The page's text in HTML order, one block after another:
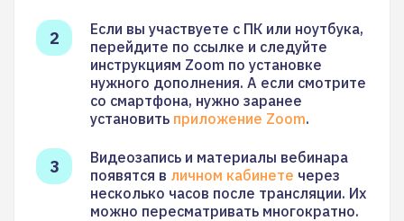
Если вы участвуете с ПК или ноутбука,
перейдите по ссылке и следуйте
инструкциям Zoom по установке
нужного дополнения. А если смотрите
со смартфона, нужно заранее
установить приложение Zoom.
Видеозапись и материалы вебинара
появятся в личном кабинете через
несколько часов после трансляции. Их
можно пересматривать многократно.